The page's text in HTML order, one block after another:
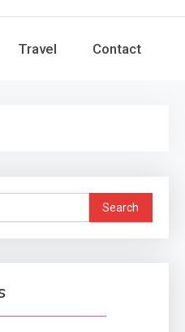
Travel Contact
Search
for: